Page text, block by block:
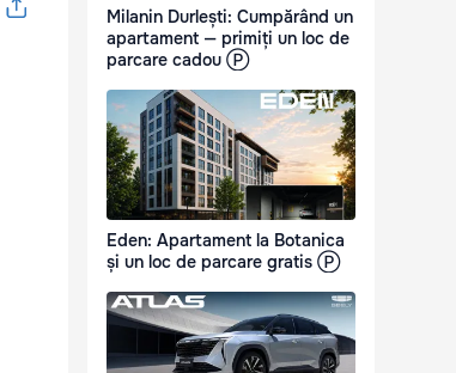
Milanin Durlești: Cumpărând un
apartament — primiți un loc de
parcare cadou Ⓟ
Eden: Apartament la Botanica
și un loc de parcare gratis Ⓟ